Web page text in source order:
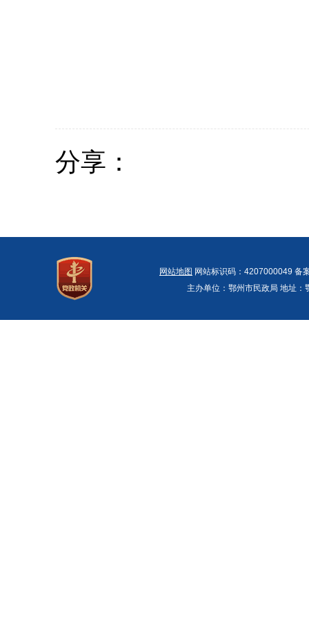
分享：
网站地图 网站标识码：4207000049
主办单位：鄂州市民政局 地址